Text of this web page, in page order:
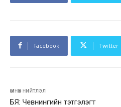
Facebook Twitter
өмнөх нийтлэл
БЯ: Чевнингийн тэтгэлэгт